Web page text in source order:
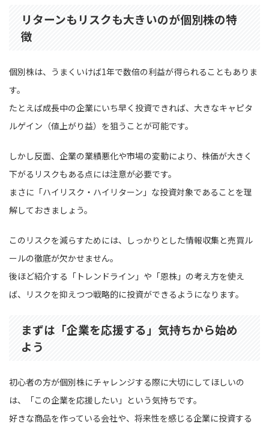
リターンもリスクも大きいのが個別株の特
徴
個別株は、うまくいけば1年で数倍の利益が得られることもありま
す。
たとえば成長中の企業にいち早く投資できれば、大きなキャピタ
ルゲイン（値上がり益）を狙うことが可能です。
しかし反面、企業の業績悪化や市場の変動により、株価が大きく
下がるリスクもある点には注意が必要です。
まさに「ハイリスク・ハイリターン」な投資対象であることを理
解しておきましょう。
このリスクを減らすためには、しっかりとした情報収集と売買ル
ールの徹底が欠かせません。
後ほど紹介する「トレンドライン」や「恩株」の考え方を使え
ば、リスクを抑えつつ戦略的に投資ができるようになります。
まずは「企業を応援する」気持ちから始め
よう
初心者の方が個別株にチャレンジする際に大切にしてほしいの
は、「この企業を応援したい」という気持ちです。
好きな商品を作っている会社や、将来性を感じる企業に投資する